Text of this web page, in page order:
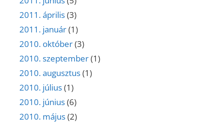
2011. április(3)
2011. január(1)
2010. október(3)
2010. szeptember(1)
2010. augusztus(1)
2010. július(1)
2010. június(6)
2010. május(2)